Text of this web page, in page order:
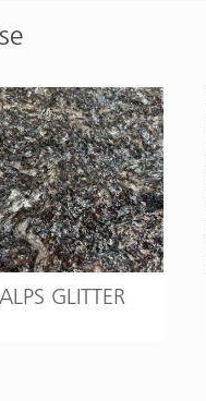
ALPS GLITTER